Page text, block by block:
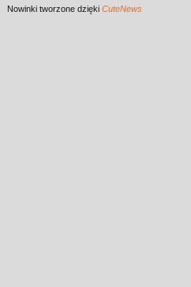
Nowinki tworzone dzięki CuteNews